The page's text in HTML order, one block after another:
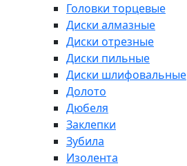
Головки торцевые
Диски алмазные
Диски отрезные
Диски пильные
Диски шлифовальные
Долото
Дюбеля
Заклепки
Зубила
Изолента